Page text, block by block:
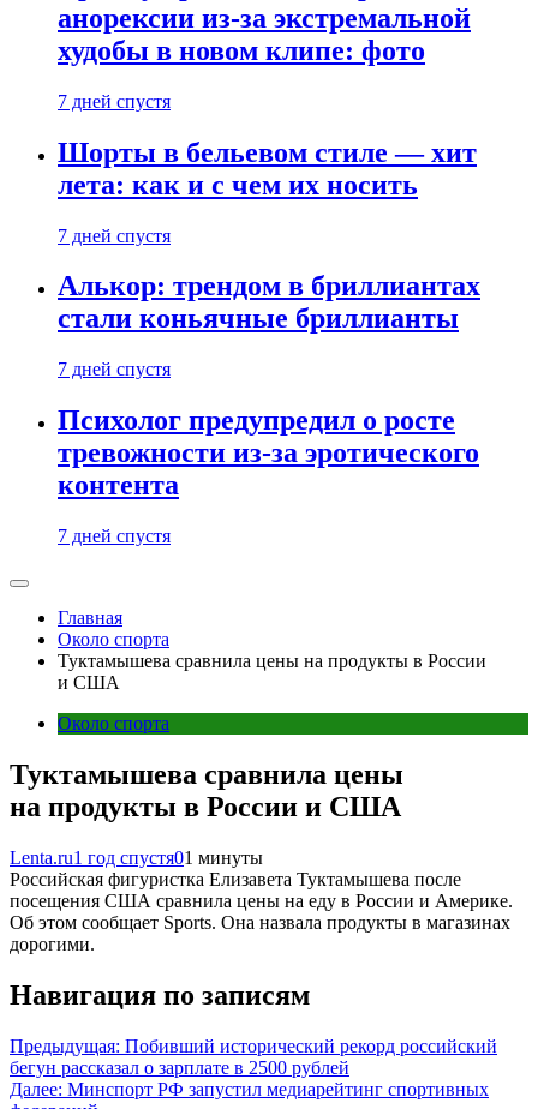
анорексии из-за экстремальной
худобы в новом клипе: фото
7 дней спустя
Шорты в бельевом стиле — хит
лета: как и с чем их носить
7 дней спустя
Алькор: трендом в бриллиантах
стали коньячные бриллианты
7 дней спустя
Психолог предупредил о росте
тревожности из-за эротического
контента
7 дней спустя
Главная
Около спорта
Туктамышева сравнила цены на продукты в России
и США
Около спорта
Туктамышева сравнила цены
на продукты в России и США
Lenta.ru1 год спустя01 минуты
Российская фигуристка Елизавета Туктамышева после
посещения США сравнила цены на еду в России и Америке.
Об этом сообщает Sports. Она назвала продукты в магазинах
дорогими.
Навигация по записям
Предыдущая: Побивший исторический рекорд российский
бегун рассказал о зарплате в 2500 рублей
Далее: Минспорт РФ запустил медиарейтинг спортивных